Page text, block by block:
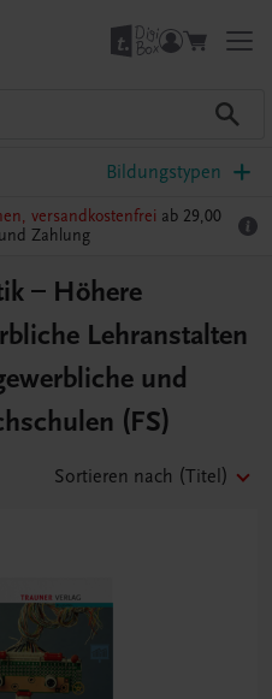
Bildungstypen
versandkostenfrei ab 29,00
Zahlung
– Höhere
Lehranstalten
und
(FS)
Sortieren nach (Titel)